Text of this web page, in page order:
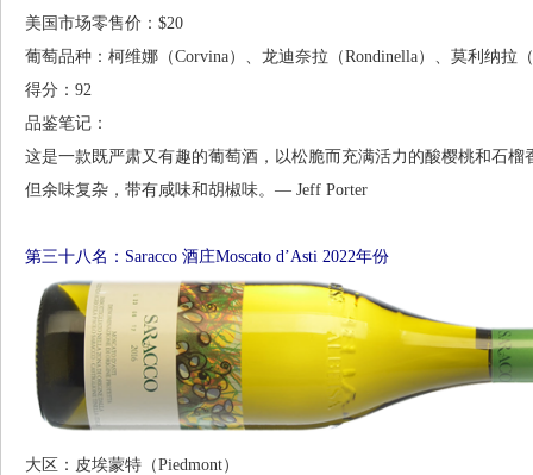
美国市场零售价：$20
葡萄品种：柯维娜（Corvina）、龙迪奈拉（Rondinella）、莫利纳拉
得分：92
品鉴笔记：
这是一款既严肃又有趣的葡萄酒，以松脆而充满活力的酸樱桃和石
但余味复杂，带有咸味和胡椒味。— Jeff Porter
第三十八名：Saracco 酒庄Moscato d’Asti 2022年份
大区：皮埃蒙特（Piedmont）